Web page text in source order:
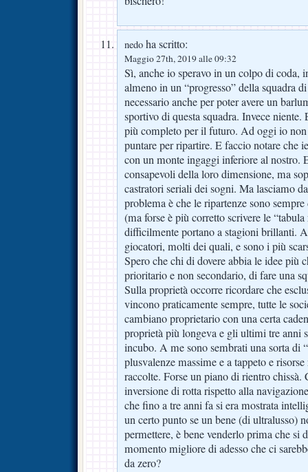
nedo ha scritto:
Maggio 27th, 2019 alle 09:32
Sì, anche io speravo in un colpo di coda,
almeno in un “progresso” della squadra
necessario anche per poter avere un
sportivo di questa squadra. Invece
più completo per il futuro. Ad oggi io
puntare per ripartire. E faccio notare che
con un monte ingaggi inferiore al nostro.
consapevoli della loro dimensione, ma
castratori seriali dei sogni. Ma lasciamo
problema è che le ripartenze sono
(ma forse è più corretto scrivere le
difficilmente portano a stagioni brillanti.
giocatori, molti dei quali, e sono i più
Spero che chi di dovere abbia le idee più
prioritario e non secondario, di fare una
Sulla proprietà occorre ricordare che
vincono praticamente sempre, tutte le
cambiano proprietario con una certa
proprietà più longeva e gli ultimi tre anni
incubo. A me sono sembrati una sorta di
plusvalenze massime e a tappeto e
raccolte. Forse un piano di rientro chissà.
inversione di rotta rispetto alla
che fino a tre anni fa si era mostrata
un certo punto se un bene (di ultralusso)
permettere, è bene venderlo prima che si
momento migliore di adesso che ci
da zero?